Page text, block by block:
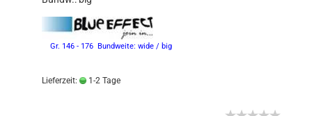
Gr. 146 - 176 Bundweite: wide / big
Lieferzeit: 1-2 Tage